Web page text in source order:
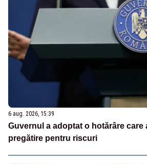
6 aug. 2026, 15:39
Guvernul a adoptat o hotărâre care
pregătire pentru riscuri